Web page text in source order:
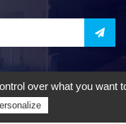
over what you want